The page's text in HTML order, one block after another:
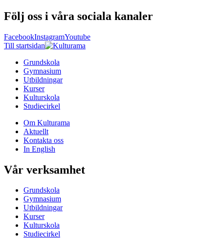
Följ oss i våra sociala kanaler
FacebookInstagramYoutube
Till startsidan
Grundskola
Gymnasium
Utbildningar
Kurser
Kulturskola
Studiecirkel
Om Kulturama
Aktuellt
Kontakta oss
In English
Vår verksamhet
Grundskola
Gymnasium
Utbildningar
Kurser
Kulturskola
Studiecirkel